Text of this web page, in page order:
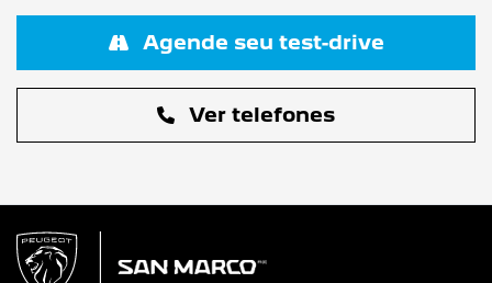
Ver telefones
Agende seu test-drive